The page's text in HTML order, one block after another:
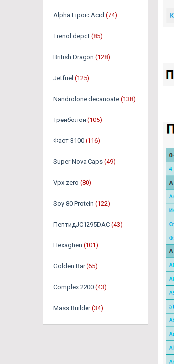
Alpha Lipoic Acid (74)
Trenol depot (85)
British Dragon (128)
Jetfuel (125)
Nandrolone decanoate (138)
Тренболон (105)
Фаст 3100 (116)
Super Nova Caps (49)
Vpx zero (80)
Soy 80 Protein (122)
ПептидJC1295DAC (43)
Hexaghen (101)
Golden Bar (65)
Complex 2200 (43)
Mass Builder (34)